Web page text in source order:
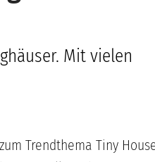
Mit vielen
Trendthema Tiny